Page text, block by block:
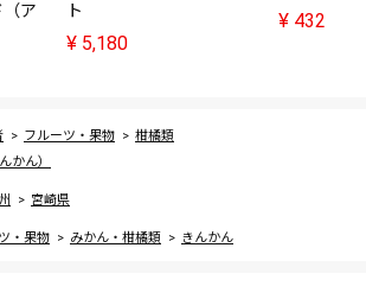
ア
ト
¥ 5,180
¥ 432
フルーツ・果物
柑橘類
かん）
宮崎県
・果物 みかん・柑橘類 きんかん